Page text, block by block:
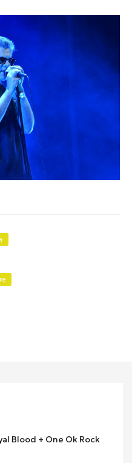
Blood + One Ok Rock